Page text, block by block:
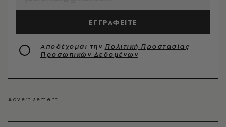
ΕΓΓΡΑΦΕΙΤΕ
Αποδέχομαι την Πολιτική Προστασίας
Προσωπικών Δεδομένων